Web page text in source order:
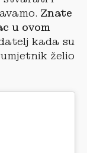
Znate
u ovom
kada su
želio